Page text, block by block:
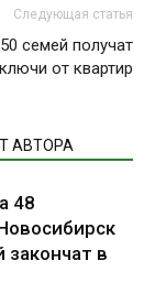
Следующая статья
семей получат
ключи от квартир
АВТОРА
48
в